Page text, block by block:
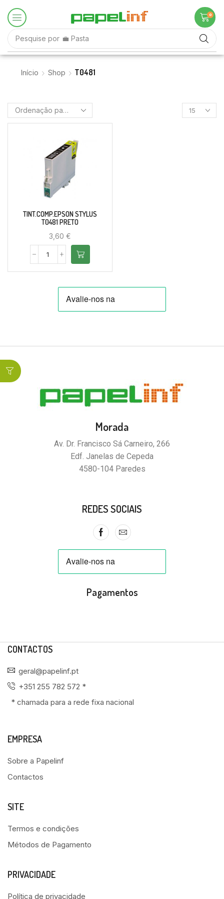
Pesquise por 💼 Pasta
0
Início Shop T0481
TINT.COMP.EPSON STYLUS
T0481 PRETO
3,60 €
Morada
Av. Dr. Francisco Sá Carneiro, 266
Edf. Janelas de Cepeda
4580-104 Paredes
REDES SOCIAIS
Pagamentos
CONTACTOS
geral@papelinf.pt
+351 255 782 572 *
* chamada para a rede fixa nacional
EMPRESA
Sobre a Papelinf
Contactos
SITE
Termos e condições
Métodos de Pagamento
PRIVACIDADE
Política de privacidade